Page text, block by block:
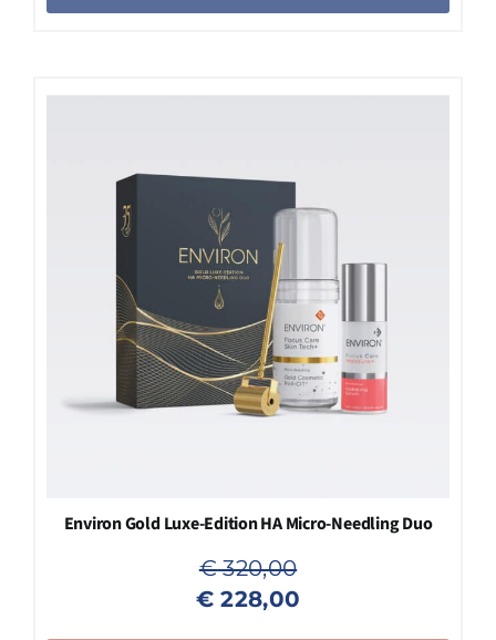
Environ Gold Luxe-Edition HA Micro-Needling Duo
€320,00
Oorspronkelijke
prijs
€ 228,00
Huidige
prijs